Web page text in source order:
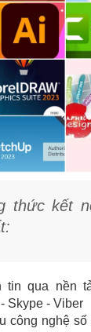
thức kết
tin qua nền
Skype - Viber
công nghệ